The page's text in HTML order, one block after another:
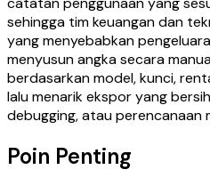
sehingga tim keuangan dan
yang menyebabkan
menyusun angka secara
berdasarkan model, kunci,
lalu menarik ekspor yang
debugging, atau perencanaan
Poin Penting